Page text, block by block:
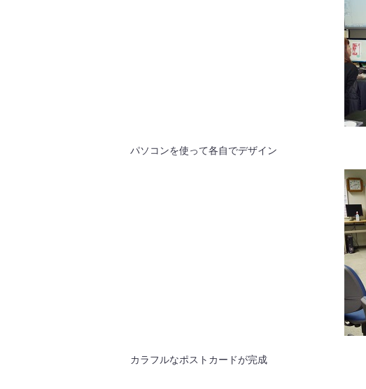
パソコンを使って各自でデザイン
カラフルなポストカードが完成